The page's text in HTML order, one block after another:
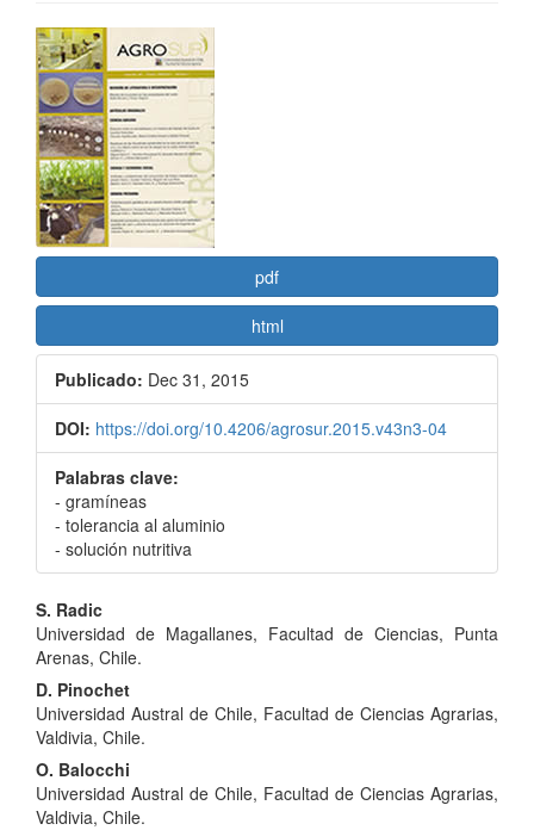
Barra
lateral
del
artículo
pdf
html
Publicado: Dec 31, 2015
DOI: https://doi.org/10.4206/agrosur.2015.v43n3-04
Palabras clave:
- gramíneas
- tolerancia al aluminio
- solución nutritiva
Contenido
principal
del
artículo
S. Radic
Universidad de Magallanes, Facultad de Ciencias, Punta
Arenas, Chile.
D. Pinochet
Universidad Austral de Chile, Facultad de Ciencias Agrarias,
Valdivia, Chile.
O. Balocchi
Universidad Austral de Chile, Facultad de Ciencias Agrarias,
Valdivia, Chile.